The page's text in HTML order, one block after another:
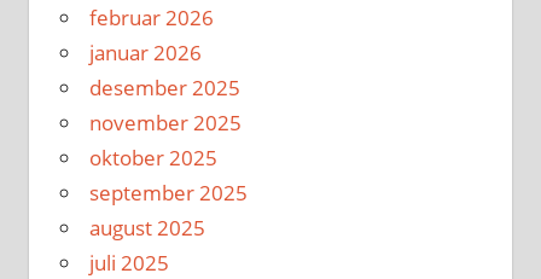
februar 2026
januar 2026
desember 2025
november 2025
oktober 2025
september 2025
august 2025
juli 2025